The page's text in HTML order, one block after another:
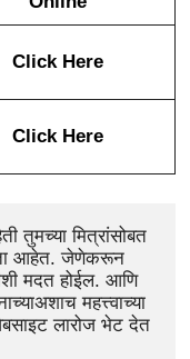
Click Here
Click Here
तुमच्या मित्रांसोबत
आहेत. जेणेकरून
मदत होईल. आणि
महत्त्वाच्या
लारोज भेट देत